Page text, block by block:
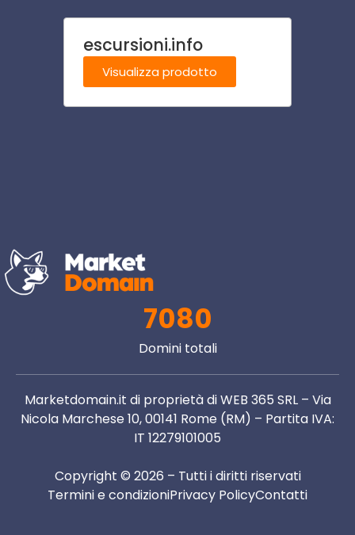
escursioni.info
Visualizza prodotto
7080
Domini totali
Marketdomain.it di proprietà di WEB 365 SRL – Via
Nicola Marchese 10, 00141 Rome (RM) – Partita IVA:
IT 12279101005
Copyright © 2026 – Tutti i diritti riservati
Termini e condizioniPrivacy PolicyContatti